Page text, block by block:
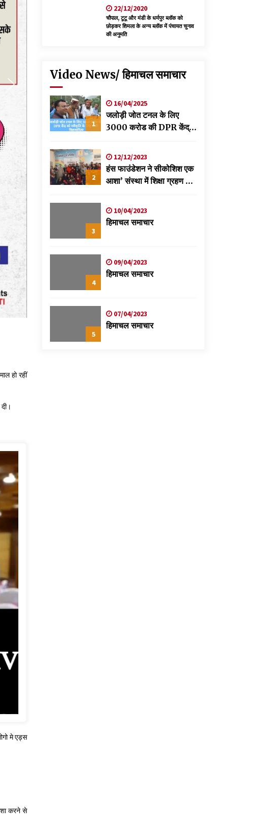
हो रहीं
मे एड्स
करने से
22/12/2020
चौपाल, टूटू और मंडी के धर्मपुर ब्लॉक को
छोड़कर शिमला के अन्य ब्लॉक में पंचायत चुनाव
की अनुमति
Video News/ हिमाचल समाचार
1
16/04/2025
जलोड़ी जोत टनल के लिए
3000 करोड की DPR केंद्र
विक्रमादित्य
2
12/12/2023
हंस फाउंडेशन ने सीकोशिश एक
आशा’ संस्था में शिक्षा ग्रहण कर
स्वास्थ्य शिविर
3
10/04/2023
हिमाचल समाचार
4
09/04/2023
हिमाचल समाचार
5
07/04/2023
हिमाचल समाचार